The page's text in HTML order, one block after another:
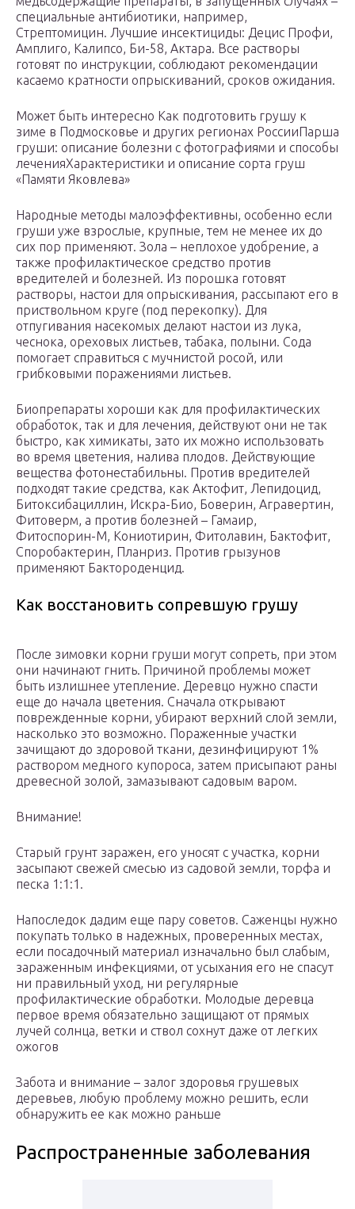
специальные антибиотики, например,
Стрептомицин. Лучшие инсектициды: Децис Профи,
Амплиго, Калипсо, Би-58, Актара. Все растворы
готовят по инструкции, соблюдают рекомендации
касаемо кратности опрыскиваний, сроков ожидания.
Может быть интересно Как подготовить грушу к
зиме в Подмосковье и других регионах РоссииПарша
груши: описание болезни с фотографиями и способы
леченияХарактеристики и описание сорта груш
«Памяти Яковлева»
Народные методы малоэффективны, особенно если
груши уже взрослые, крупные, тем не менее их до
сих пор применяют. Зола – неплохое удобрение, а
также профилактическое средство против
вредителей и болезней. Из порошка готовят
растворы, настои для опрыскивания, рассыпают его в
приствольном круге (под перекопку). Для
отпугивания насекомых делают настои из лука,
чеснока, ореховых листьев, табака, полыни. Сода
помогает справиться с мучнистой росой, или
грибковыми поражениями листьев.
Биопрепараты хороши как для профилактических
обработок, так и для лечения, действуют они не так
быстро, как химикаты, зато их можно использовать
во время цветения, налива плодов. Действующие
вещества фотонестабильны. Против вредителей
подходят такие средства, как Актофит, Лепидоцид,
Битоксибациллин, Искра-Био, Боверин, Агравертин,
Фитоверм, а против болезней – Гамаир,
Фитоспорин-М, Кониотирин, Фитолавин, Бактофит,
Споробактерин, Планриз. Против грызунов
применяют Бактороденцид.
Как восстановить сопревшую грушу
После зимовки корни груши могут сопреть, при этом
они начинают гнить. Причиной проблемы может
быть излишнее утепление. Деревцо нужно спасти
еще до начала цветения. Сначала открывают
поврежденные корни, убирают верхний слой земли,
насколько это возможно. Пораженные участки
зачищают до здоровой ткани, дезинфицируют 1%
раствором медного купороса, затем присыпают раны
древесной золой, замазывают садовым варом.
Внимание!
Старый грунт заражен, его уносят с участка, корни
засыпают свежей смесью из садовой земли, торфа и
песка 1:1:1.
Напоследок дадим еще пару советов. Саженцы нужно
покупать только в надежных, проверенных местах,
если посадочный материал изначально был слабым,
зараженным инфекциями, от усыхания его не спасут
ни правильный уход, ни регулярные
профилактические обработки. Молодые деревца
первое время обязательно защищают от прямых
лучей солнца, ветки и ствол сохнут даже от легких
ожогов
Забота и внимание – залог здоровья грушевых
деревьев, любую проблему можно решить, если
обнаружить ее как можно раньше
Распространенные заболевания